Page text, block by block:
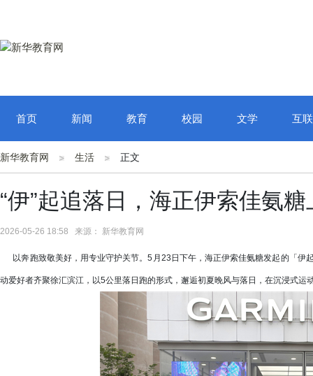
首页 新闻 教育 校园 文学 互
新华教育网 生活 正文
“伊”起追落日，海正伊索佳氨
2026-05-26 18:58 来源： 新华教育网
以奔跑致敬美好，用专业守护关节。5月23日下午，海正伊索佳氨糖发起的「伊
动爱好者齐聚徐汇滨江，以5公里落日跑的形式，邂逅初夏晚风与落日，在沉浸式